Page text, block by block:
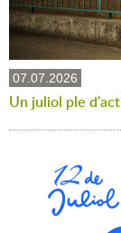
07.07.2026
Un juliol ple